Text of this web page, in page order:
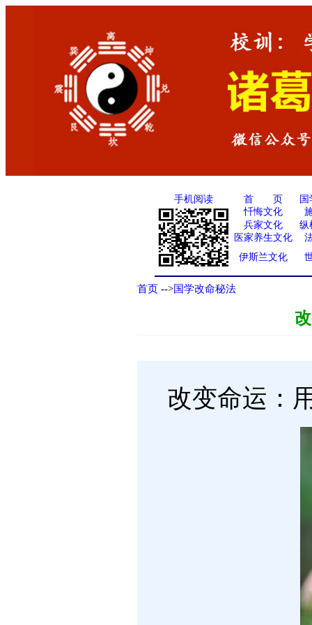
手机阅读 首 页
国
忏悔文化
兵家文化
纵
医家养生文化
伊斯兰文化
首页 -->国学改命秘法
改变命运：